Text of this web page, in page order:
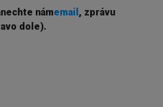
námemail , zprávu
dole).